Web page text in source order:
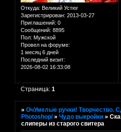
Откуда: Великий Устюг
Зарегистрирован: 2013-03-27
Приглашений: 0
Сообщений: 8895
Пол: Мужской
Провел на форуме:
1 месяц 6 дней
Последний визит:
2026-08-02 16:33:08
Страница:1
»ОчУмелые ручки! Творчество.
Photoshop/ »Чудо выкройки »
слиперы из старого свитера